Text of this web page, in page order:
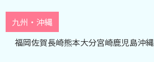
九州・沖縄
福岡佐賀長崎熊本大分宮崎鹿児島沖縄